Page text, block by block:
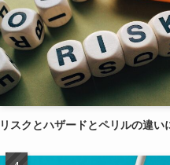
リスクとハザードとペリルの違い